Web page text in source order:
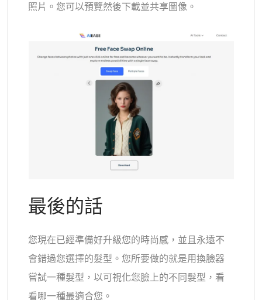
照片。您可以預覽然後下載並共享圖像。
最後的話
您現在已經準備好升級您的時尚感，並且永遠不
會錯過您選擇的髮型。您所要做的就是用換臉器
嘗試一種髮型，以可視化您臉上的不同髮型，看
看哪一種最適合您。